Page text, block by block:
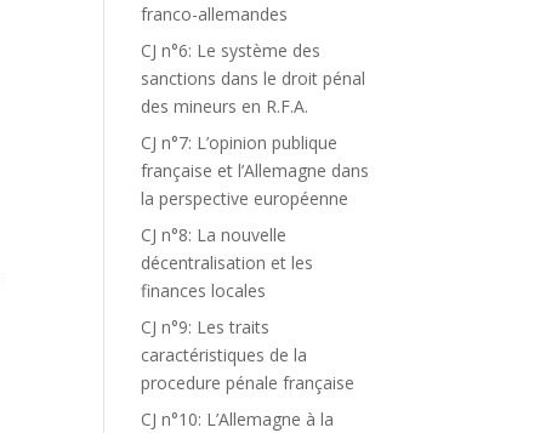
franco-allemandes
CJ n°6: Le système des
sanctions dans le droit pénal
des mineurs en R.F.A.
CJ n°7: L’opinion publique
française et l’Allemagne dans
la perspective européenne
CJ n°8: La nouvelle
décentralisation et les
finances locales
CJ n°9: Les traits
caractéristiques de la
procedure pénale française
CJ n°10: L’Allemagne à la